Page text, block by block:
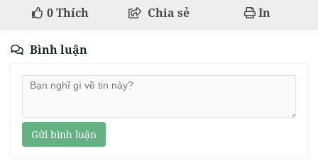
0Thích Chia sẻ In
Bình luận
Gửi bình luận